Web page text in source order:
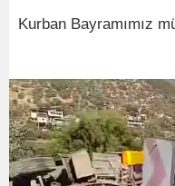
Kurban Bayramımız